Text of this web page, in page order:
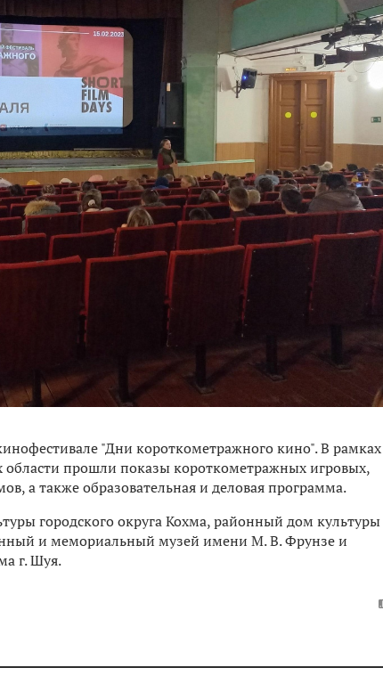
"Дни короткометражного кино". В рамках
области прошли показы короткометражных игровых,
а также образовательная и деловая программа.
городского округа Кохма, районный дом
и мемориальный музей имени М. В. Фрунзе и
г. Шуя.